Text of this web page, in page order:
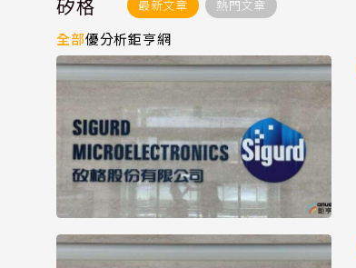
矽格 最新文章 熱門文章
全部優分析鉅亨網